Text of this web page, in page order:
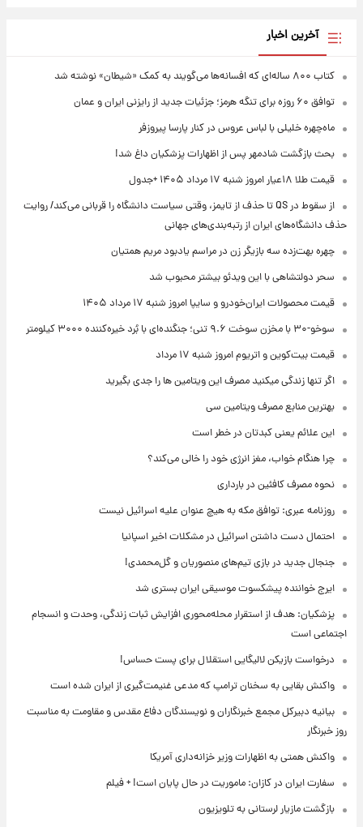
آخرین اخبار
کتاب ۸۰۰ ساله‌ای که افسانه‌ها می‌گویند به کمک «شیطان» نوشته شد
توافق ۶۰ روزه برای تنگه هرمز؛ جزئیات جدید از رایزنی ایران و عمان
ماه‌چهره خلیلی با لباس عروس در کنار پارسا پیروزفر
بحث بازگشت شادمهر پس از اظهارات پزشکیان داغ شد!
قیمت طلا ۱۸عیار امروز شنبه ۱۷ مرداد ۱۴۰۵ +جدول
از سقوط در QS تا حذف از تایمز، وقتی سیاست دانشگاه را قربانی می‌کند/ روایت
حذف دانشگاه‌های ایران از رتبه‌بندی‌های جهانی
چهره بهت‌زده سه بازیگر زن در مراسم یادبود مریم همتیان
سحر دولتشاهی با این ویدئو بیشتر محبوب شد
قیمت محصولات ایران‌خودرو و سایپا امروز شنبه ۱۷ مرداد ۱۴۰۵
سوخو-۳۰ با مخزن سوخت ۹.۶ تنی؛ جنگنده‌ای با بُرد خیره‌کننده ۳۰۰۰ کیلومتر
قیمت بیت‌کوین و اتریوم امروز شنبه ۱۷ مرداد
اگر تنها زندگی میکنید مصرف این ویتامین ها را جدی بگیرید
بهترین منابع مصرف ویتامین سی
این علائم یعنی کبدتان در خطر است
چرا هنگام خواب، مغز انرژی خود را خالی می‌کند؟
نحوه مصرف کافئین در بارداری
روزنامه عبری: توافق مکه به هیچ عنوان علیه اسرائیل نیست
احتمال دست داشتن اسرائیل در مشکلات اخیر اسپانیا
جنجال جدید در بازی تیم‌های منصوریان و گل‌محمدی!
ایرج خواننده پیشکسوت موسیقی ایران بستری شد
پزشکیان: هدف از استقرار محله‌محوری افزایش ثبات زندگی، وحدت و انسجام
اجتماعی است
درخواست بازیکن لالیگایی استقلال برای پست حساس!
واکنش بقایی به سخنان ترامپ که مدعی غنیمت‌گیری از ایران شده است
بیانیه دبیرکل مجمع خبرنگاران و نویسندگان دفاع مقدس و مقاومت به مناسبت
روز خبرنگار
واکنش همتی به اظهارات وزیر خزانه‌داری آمریکا
سفارت ایران در کازان: ماموریت در حال پایان است! + فیلم
بازگشت مازیار لرستانی به تلویزیون